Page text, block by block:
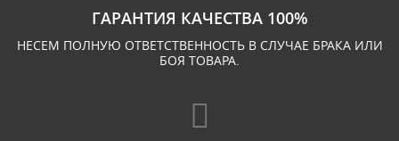
ГАРАНТИЯ КАЧЕСТВА 100%
НЕСЕМ ПОЛНУЮ ОТВЕТСТВЕННОСТЬ В СЛУЧАЕ БРАКА ИЛИ
БОЯ ТОВАРА.